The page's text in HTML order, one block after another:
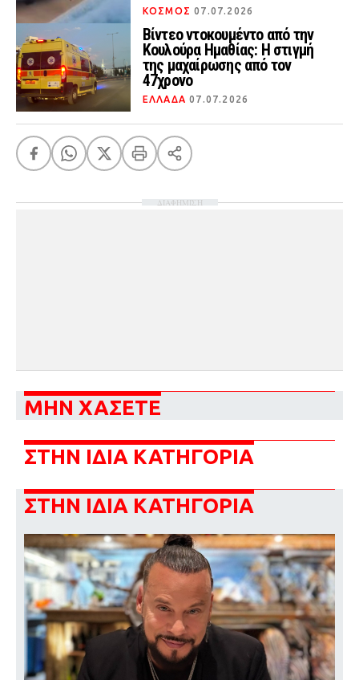
ΚΟΣΜΟΣ 07.07.2026
Βίντεο ντοκουμέντο από την
Κουλούρα Ημαθίας: Η στιγμή
της μαχαίρωσης από τον
47χρονο
ΕΛΛΑΔΑ 07.07.2026
ΔΙΑΦΗΜΙΣΗ
ΜΗΝ ΧΑΣΕΤΕ
ΣΤΗΝ ΙΔΙΑ ΚΑΤΗΓΟΡΙΑ
ΣΤΗΝ ΙΔΙΑ ΚΑΤΗΓΟΡΙΑ